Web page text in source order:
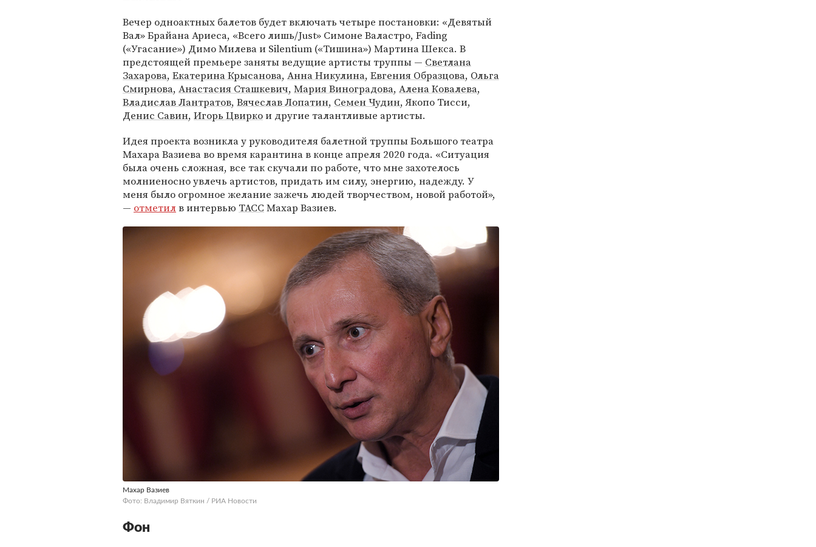
Вечер одноактных балетов будет включать четыре постановки: «Девятый
Вал» Брайана Ариеса, «Всего лишь/Just» Симоне Валастро, Fading
(«Угасание») Димо Милева и Silentium («Тишина») Мартина Шекса. В
предстоящей премьере заняты ведущие артисты труппы — Светлана
Захарова, Екатерина Крысанова, Анна Никулина, Евгения Образцова, Ольга
Смирнова, Анастасия Сташкевич, Мария Виноградова, Алена Ковалева,
Владислав Лантратов, Вячеслав Лопатин, Семен Чудин, Якопо Тисси,
Денис Савин, Игорь Цвиркои другие талантливые артисты.
Идея проекта возникла у руководителя балетной труппы Большого театра
Махара Вазиева во время карантина в конце апреля 2020 года. «Ситуация
была очень сложная, все так скучали по работе, что мне захотелось
молниеносно увлечь артистов, придать им силу, энергию, надежду. У
меня было огромное желание зажечь людей творчеством, новой работой»,
— отметилв интервью ТАСС Махар Вазиев.
Махар Вазиев
Фото: Владимир Вяткин / РИА Новости
Фон